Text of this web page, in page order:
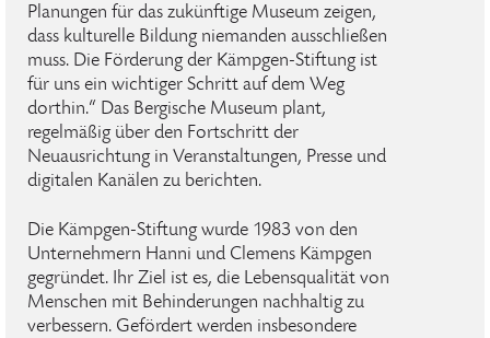
Planungen für das zukünftige Museum zeigen,
dass kulturelle Bildung niemanden ausschließen
muss. Die Förderung der Kämpgen-Stiftung ist
für uns ein wichtiger Schritt auf dem Weg
dorthin.“ Das Bergische Museum plant,
regelmäßig über den Fortschritt der
Neuausrichtung in Veranstaltungen, Presse und
digitalen Kanälen zu berichten.
Die Kämpgen-Stiftung wurde 1983 von den
Unternehmern Hanni und Clemens Kämpgen
gegründet. Ihr Ziel ist es, die Lebensqualität von
Menschen mit Behinderungen nachhaltig zu
verbessern. Gefördert werden insbesondere